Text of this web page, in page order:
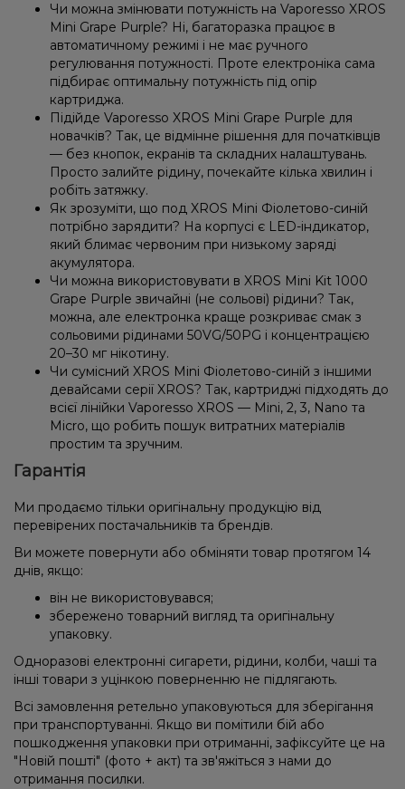
Чи можна змінювати потужність на Vaporesso XROS
Mini Grape Purple? Ні, багаторазка працює в
автоматичному режимі і не має ручного
регулювання потужності. Проте електроніка сама
підбирає оптимальну потужність під опір
картриджа.
Підійде Vaporesso XROS Mini Grape Purple для
новачків? Так, це відмінне рішення для початківців
— без кнопок, екранів та складних налаштувань.
Просто залийте рідину, почекайте кілька хвилин і
робіть затяжку.
Як зрозуміти, що под XROS Mini Фіолетово-синій
потрібно зарядити? На корпусі є LED-індикатор,
який блимає червоним при низькому заряді
акумулятора.
Чи можна використовувати в XROS Mini Kit 1000
Grape Purple звичайні (не сольові) рідини? Так,
можна, але електронка краще розкриває смак з
сольовими рідинами 50VG/50PG і концентрацією
20–30 мг нікотину.
Чи сумісний XROS Mini Фіолетово-синій з іншими
девайсами серії XROS? Так, картриджі підходять до
всієї лінійки Vaporesso XROS — Mini, 2, 3, Nano та
Micro, що робить пошук витратних матеріалів
простим та зручним.
Гарантія
Ми продаємо тільки оригінальну продукцію від
перевірених постачальників та брендів.
Ви можете повернути або обміняти товар протягом 14
днів, якщо:
він не використовувався;
збережено товарний вигляд та оригінальну
упаковку.
Одноразові електронні сигарети, рідини, колби, чаші та
інші товари з уцінкою поверненню не підлягають.
Всі замовлення ретельно упаковуються для зберігання
при транспортуванні. Якщо ви помітили бій або
пошкодження упаковки при отриманні, зафіксуйте це на
"Новій пошті" (фото + акт) та зв'яжіться з нами до
отримання посилки.